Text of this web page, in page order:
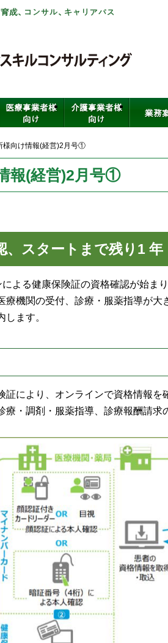
社
介護
様向け情報(経営)2月号①
報(経営)2月号①
、スタートまで残り1 年
よる健康保険証の資格確認が始ま
療機関の受付、診療・服薬指導が大
ます。
証により、オンラインで資格情報を
・調剤・服薬指導、診療報酬請求